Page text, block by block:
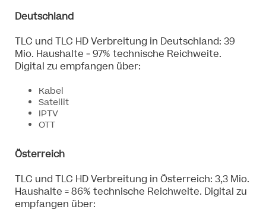
Deutschland
TLC und TLC HD Verbreitung in Deutschland: 39
Mio. Haushalte = 97% technische Reichweite.
Digital zu empfangen über:
Kabel
Satellit
IPTV
OTT
Österreich
TLC und TLC HD Verbreitung in Österreich: 3,3 Mio.
Haushalte = 86% technische Reichweite. Digital zu
empfangen über: